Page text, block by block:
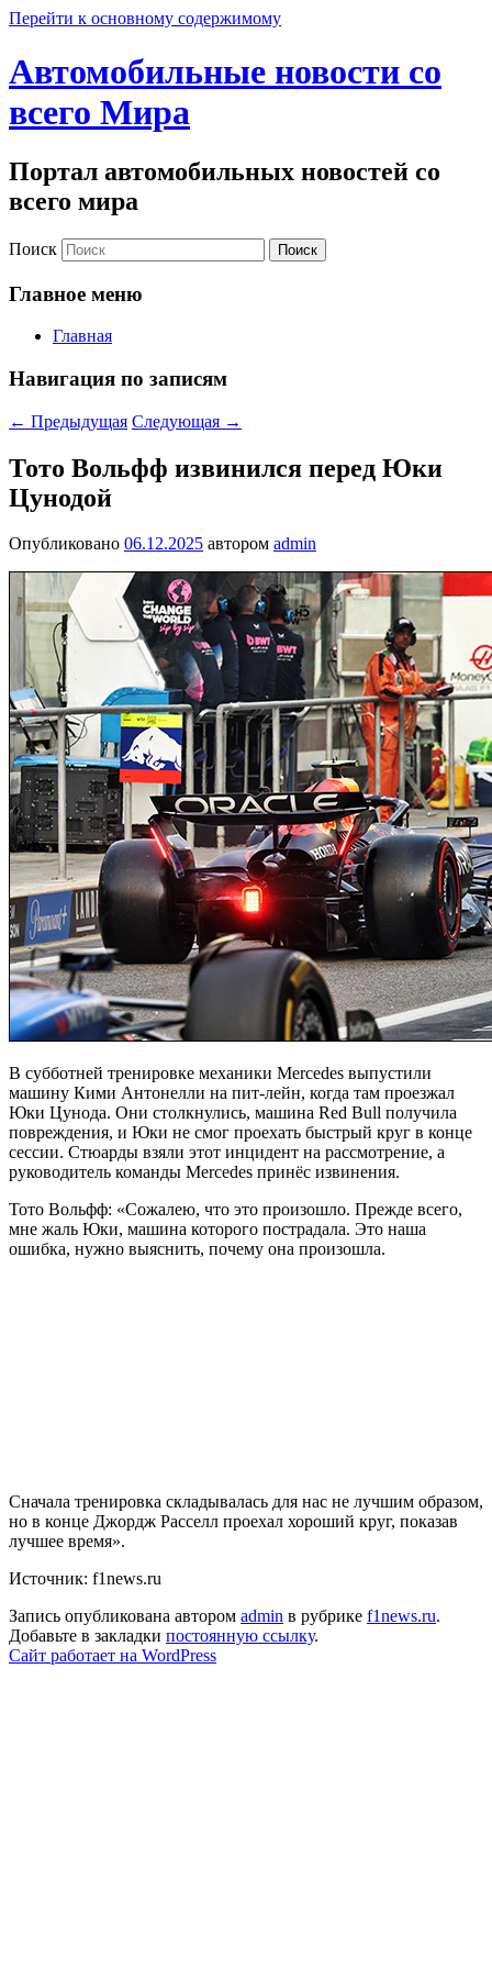
Перейти к основному содержимому
Автомобильные новости со
всего Мира
Портал автомобильных новостей со
всего мира
Поиск
Главное меню
Главная
Навигация по записям
← Предыдущая Следующая →
Тото Вольфф извинился перед Юки
Цунодой
Опубликовано 06.12.2025 автором admin
В субботней тренировке механики Mercedes выпустили
машину Кими Антонелли на пит-лейн, когда там проезжал
Юки Цунода. Они столкнулись, машина Red Bull получила
повреждения, и Юки не смог проехать быстрый круг в конце
сессии. Стюарды взяли этот инцидент на рассмотрение, а
руководитель команды Mercedes принёс извинения.
Тото Вольфф: «Сожалею, что это произошло. Прежде всего,
мне жаль Юки, машина которого пострадала. Это наша
ошибка, нужно выяснить, почему она произошла.
Сначала тренировка складывалась для нас не лучшим образом,
но в конце Джордж Расселл проехал хороший круг, показав
лучшее время».
Источник: f1news.ru
Запись опубликована автором admin в рубрике f1news.ru.
Добавьте в закладки постоянную ссылку.
Сайт работает на WordPress